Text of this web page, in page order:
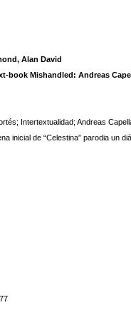
Alan David
book Mishandled: Andreas
; Intertextualidad; Andreas
inicial de “Celestina” parodia un